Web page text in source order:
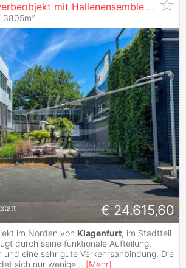
Vielseitiges Gewerbeobjekt mit Hallenensemble und Büroflächen in
3805m²
€ 24.615,60
im Norden von Klagenfurt, im Stadtteil
durch seine funktionale Aufteilung,
und eine sehr gute Verkehrsanbindung. Die
sich nur wenige... [Mehr]